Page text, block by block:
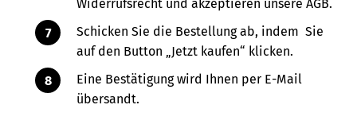
Widerrufsrecht und akzeptieren unsere AGB.
Schicken Sie die Bestellung ab, indem Sie
auf den Button „Jetzt kaufen“ klicken.
Eine Bestätigung wird Ihnen per E-Mail
übersandt.